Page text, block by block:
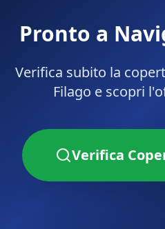
Pronto a
Verifica subito la
Filago e scopri
Verifica